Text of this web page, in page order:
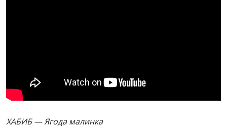
ХАБИБ — Ягода малинка